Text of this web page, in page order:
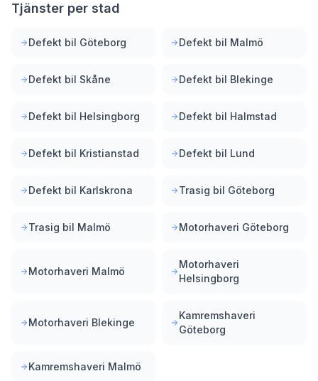
Tjänster per stad
Defekt bil Göteborg Defekt bil Malmö
Defekt bil Skåne Defekt bil Blekinge
Defekt bil Helsingborg Defekt bil Halmstad
Defekt bil Kristianstad Defekt bil Lund
Defekt bil Karlskrona Trasig bil Göteborg
Trasig bil Malmö Motorhaveri Göteborg
Motorhaveri Malmö
Motorhaveri
Helsingborg
Motorhaveri Blekinge
Kamremshaveri
Göteborg
Kamremshaveri Malmö